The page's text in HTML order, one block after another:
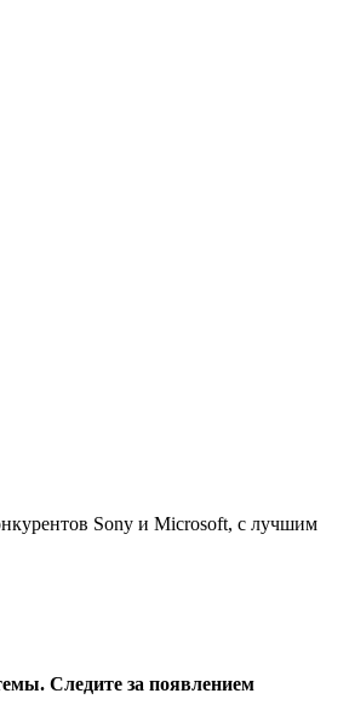
Sony и Microsoft, с лучшим
Следите за появлением